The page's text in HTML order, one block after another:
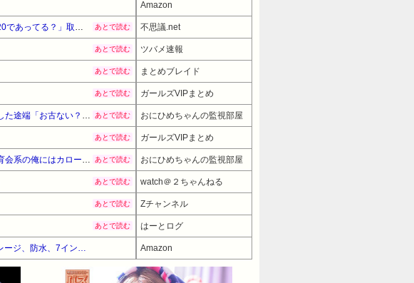
Amazon
あとで読む 不思議.net
あとで読む ツバメ速報
あとで読む まとめブレイド
あとで読む ガールズVIPまとめ
あとで読む おにひめちゃんの監視部屋
あとで読む ガールズVIPまとめ
あとで読む おにひめちゃんの監視部屋
あとで読む watch＠２ちゃんねる
あとで読む Zチャンネル
あとで読む はーとログ
Amazon